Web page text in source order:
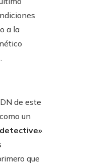
a la
de este
un
.
que